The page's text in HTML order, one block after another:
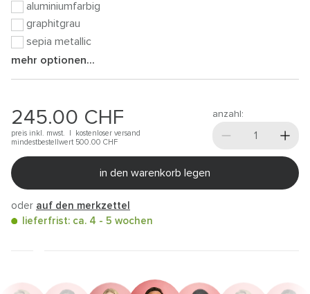
aluminiumfarbig
graphitgrau
sepia metallic
mehr optionen...
245.00 CHF
preis inkl. mwst. |
kostenloser versand
mindestbestellwert 500.00 CHF
anzahl:
in den warenkorb legen
oder auf den merkzettel
lieferfrist: ca. 4 - 5 wochen